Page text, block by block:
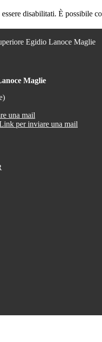
disabilitati. È possibile
Egidio Lanoce Maglie
Maglie
una mail
per inviare una mail